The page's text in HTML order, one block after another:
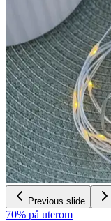
Previous slide
70% på uterom